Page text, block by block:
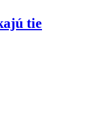
tie